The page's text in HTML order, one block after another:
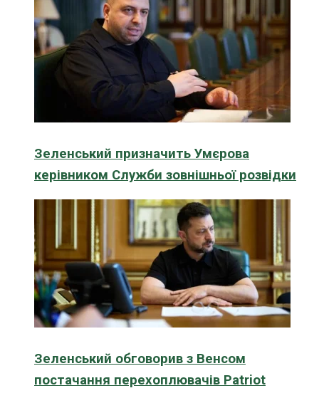
Зеленський призначить Умєрова
керівником Служби зовнішньої розвідки
Зеленський обговорив з Венсом
постачання перехоплювачів Patriot